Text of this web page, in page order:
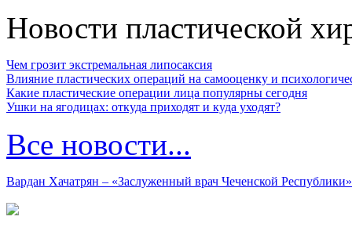
Новости пластической
Чем грозит экстремальная липосаксия
Влияние пластических операций на самооценку и
Какие пластические операции лица популярны сегодня
Ушки на ягодицах: откуда приходят и куда уходят?
Все новости...
Вардан Хачатрян – «Заслуженный врач Чеченской Республики»